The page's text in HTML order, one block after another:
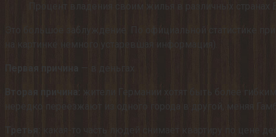
Процент владения своим жилья в различных странах
на картинке немного устаревшая информация).
Первая причина
жители Германии хотят быть более
нередко переезжают из одного города в другой, меняя
какая-то часть людей снимает квартиру по цене